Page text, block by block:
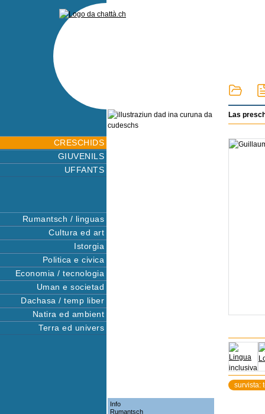
CRESCHIDS
GIUVENILS
UFFANTS
Rumantsch / linguas
Cultura ed art
Istorgia
Politica e civica
Economia / tecnologia
Uman e societad
Dachasa / temp liber
Natira ed ambient
Terra ed univers
Info
Rumantsch
Las
survista: